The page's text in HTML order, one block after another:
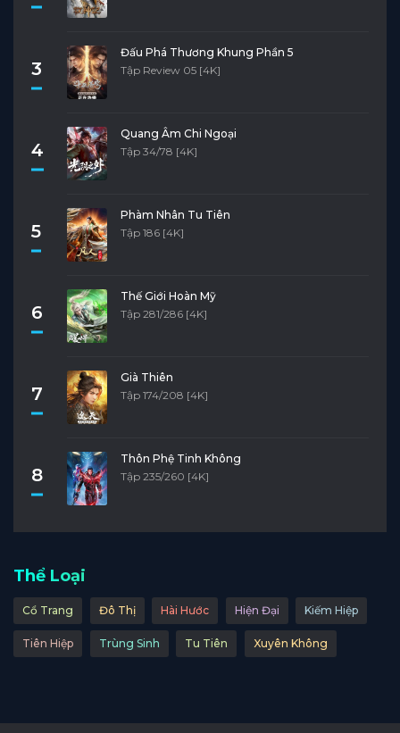
3
Đấu Phá Thương Khung Phần 5
Tập Review 05 [4K]
4
Quang Âm Chi Ngoại
Tập 34/78 [4K]
5
Phàm Nhân Tu Tiên
Tập 186 [4K]
6
Thế Giới Hoàn Mỹ
Tập 281/286 [4K]
7
Già Thiên
Tập 174/208 [4K]
8
Thôn Phệ Tinh Không
Tập 235/260 [4K]
Thể Loại
Cổ Trang Đô Thị Hài Hước Hiện Đại Kiếm Hiệp
Tiên Hiệp Trùng Sinh Tu Tiên Xuyên Không